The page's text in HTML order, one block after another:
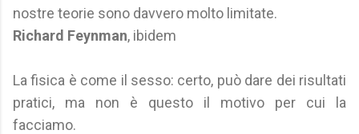
nostre teorie sono davvero molto limitate.
Richard Feynman, ibidem
La fisica è come il sesso: certo, può dare dei risultati
pratici, ma non è questo il motivo per cui la
facciamo.